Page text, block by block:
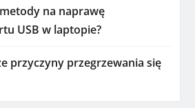
na naprawę
USB w laptopie?
przyczyny przegrzewania się